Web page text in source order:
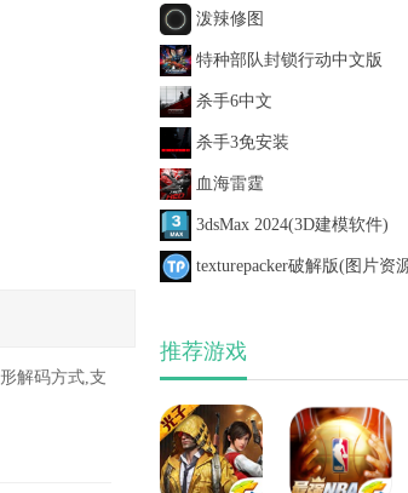
解码方式,支
泼辣修图
特种部队封锁行动中文版
杀手6中文
杀手3免安装
血海雷霆
3dsMax 2024(3D建模软件)
texturepacker破解版(图片资
推荐游戏